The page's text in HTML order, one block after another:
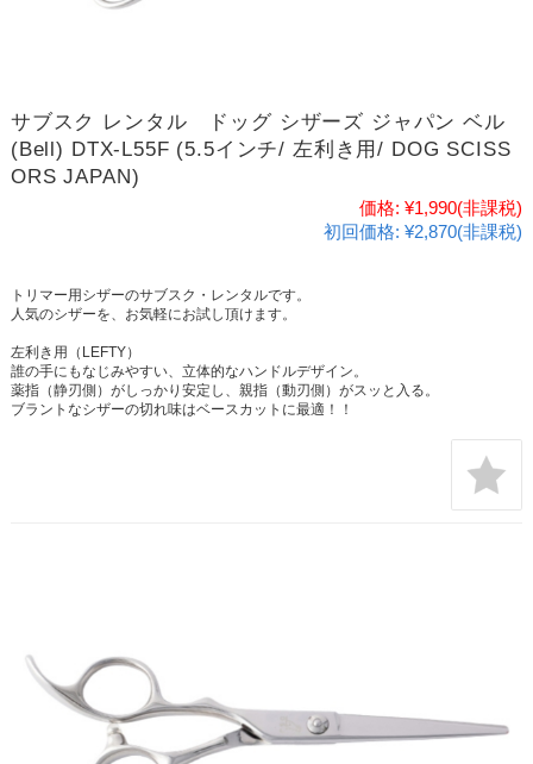
サブスク レンタル ドッグ シザーズ ジャパン ベル
(Bell) DTX-L55F (5.5インチ/ 左利き用/ DOG SCISS
ORS JAPAN)
価格: ¥1,990(非課税)
初回価格: ¥2,870(非課税)
トリマー用シザーのサブスク・レンタルです。
人気のシザーを、お気軽にお試し頂けます。
左利き用（LEFTY）
誰の手にもなじみやすい、立体的なハンドルデザイン。
薬指（静刃側）がしっかり安定し、親指（動刃側）がスッと入る。
ブラントなシザーの切れ味はベースカットに最適！！